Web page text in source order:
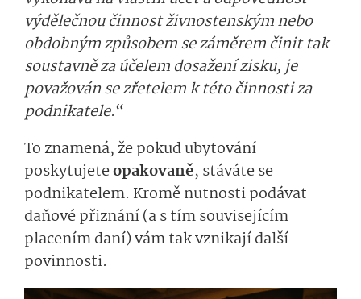
výdělečnou činnost živnostenským nebo
obdobným způsobem se záměrem činit tak
soustavně za účelem dosažení zisku, je
považován se zřetelem k této činnosti za
podnikatele.“
To znamená, že pokud ubytování
poskytujeteopakovaně, stáváte se
podnikatelem. Kromě nutnosti podávat
daňové přiznání (a s tím souvisejícím
placením daní) vám tak vznikají další
povinnosti.